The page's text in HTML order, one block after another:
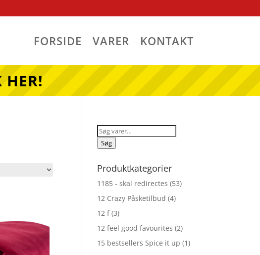
FORSIDE VARER KONTAKT
HER!
Søg
efter:
Søg
Produktkategorier
1185 - skal redirectes (53)
12 Crazy Påsketilbud (4)
12 f (3)
12 feel good favourites (2)
15 bestsellers Spice it up (1)